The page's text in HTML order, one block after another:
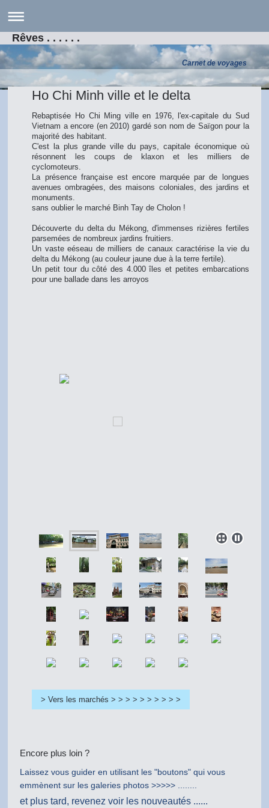
Rêves . . . . . .
Carnet de voyages
Ho Chi Minh ville et le delta
Rebaptisée Ho Chi Ming ville en 1976, l'ex-capitale du Sud
Vietnam a encore (en 2010) gardé son nom de Saïgon pour la
majorité des habitant.
C'est la plus grande ville du pays, capitale économique où
résonnent les coups de klaxon et les milliers de
cyclomoteurs.
La présence française est encore marquée par de longues
avenues ombragées, des maisons coloniales, des jardins et
monuments.
sans oublier le marché Binh Tay de Cholon !
Découverte du delta du Mékong, d'immenses rizières fertiles
parsemées de nombreux jardins fruitiers.
Un vaste eéseau de milliers de canaux caractérise la vie du
delta du Mékong (au couleur jaune due à la terre fertile).
Un petit tour du côté des 4.000 îles et petites embarcations
pour une ballade dans les arroyos
> Vers les marchés > > > > > > > > > >
Encore plus loin ?
Laissez vous guider en utilisant les "boutons" qui vous
emmènent sur les galeries photos >>>>> ........
et plus tard, revenez voir les nouveautés ......